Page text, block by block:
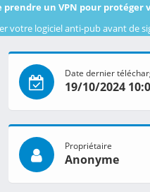
prendre un VPN pour
votre logiciel anti-pub avant de
Date dernier
19/10/2024
Propriétaire
Anonyme